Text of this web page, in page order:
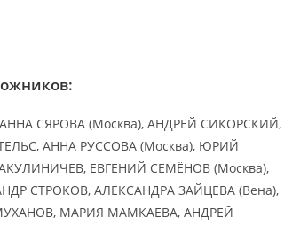
СЯРОВА (Москва), АНДРЕЙ СИКОРСКИЙ,
АННА РУССОВА (Москва), ЮРИЙ
ЕВГЕНИЙ СЕМЁНОВ (Москва),
СТРОКОВ, АЛЕКСАНДРА ЗАЙЦЕВА (Вена),
МАРИЯ МАМКАЕВА, АНДРЕЙ